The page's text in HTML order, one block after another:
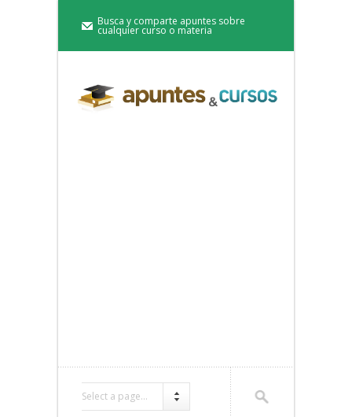
Busca y comparte apuntes sobre
cualquier curso o materia
Select a page...